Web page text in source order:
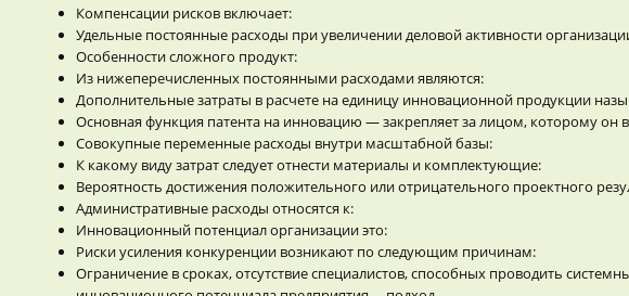
Компенсации рисков включает:
Удельные постоянные расходы при увеличении деловой активности
Особенности сложного продукт:
Из нижеперечисленных постоянными расходами являются:
Дополнительные затраты в расчете на единицу инновационной продукции
Основная функция патента на инновацию — закрепляет за лицом, которому он
Совокупные переменные расходы внутри масштабной базы:
К какому виду затрат следует отнести материалы и комплектующие:
Вероятность достижения положительного или отрицательного проектного
Административные расходы относятся к:
Инновационный потенциал организации это:
Риски усиления конкуренции возникают по следующим причинам:
Ограничение в сроках, отсутствие специалистов, способных проводить